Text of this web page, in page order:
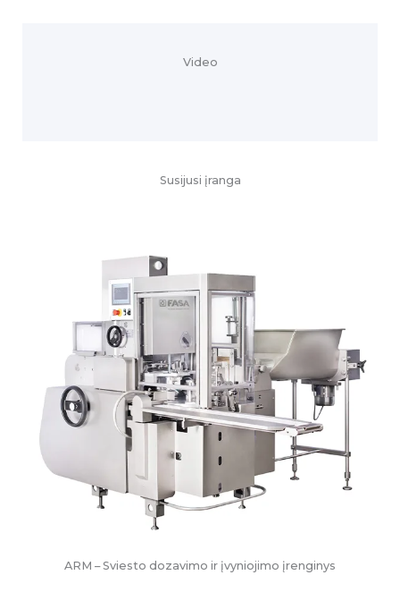
Video
Susijusi įranga
ARM – Sviesto dozavimo ir įvyniojimo įrenginys